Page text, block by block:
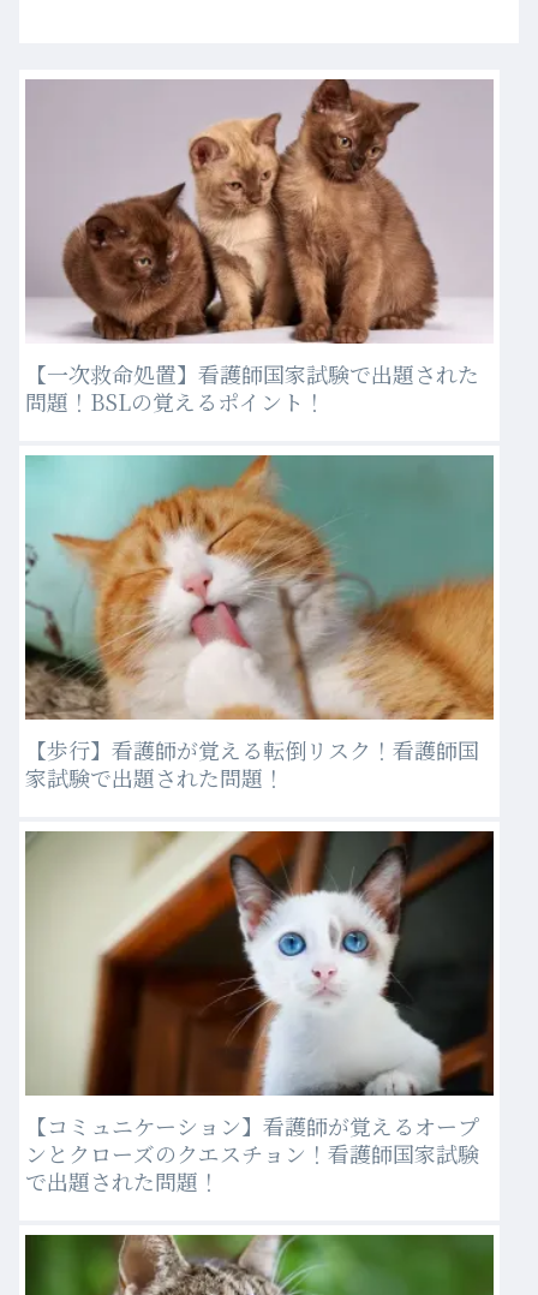
【一次救命処置】看護師国家試験で出題された
問題！BSLの覚えるポイント！
【歩行】看護師が覚える転倒リスク！看護師国
家試験で出題された問題！
【コミュニケーション】看護師が覚えるオープ
ンとクローズのクエスチョン！看護師国家試験
で出題された問題！